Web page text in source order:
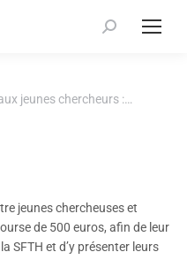
Recherche
jeunes chercheurs :…
jeunes chercheuses et
de 500 euros, afin de leur
SFTH et d’y présenter leurs